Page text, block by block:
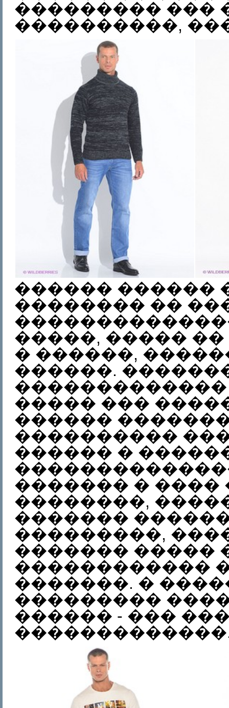
��������� ���
����������,
������ ������
�������� ��
�����, �����
� ������,
������.
����� ���
������
����������
������ �
������� �
��������,
�������
���������,
������� �����
������������
�������. �
���������
������ - ���